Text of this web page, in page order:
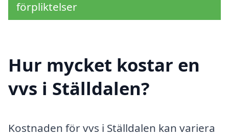
förpliktelser
Hur mycket kostar en
vvs i Ställdalen?
Kostnaden för vvs i Ställdalen kan variera